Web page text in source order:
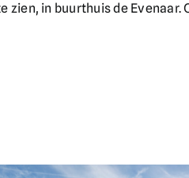
in buurthuis de